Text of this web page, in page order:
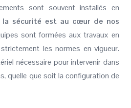
sont souvent installés en
la sécurité est au cœur de nos
sont formées aux travaux en
les normes en vigueur.
nécessaire pour intervenir dans
quelle que soit la configuration de